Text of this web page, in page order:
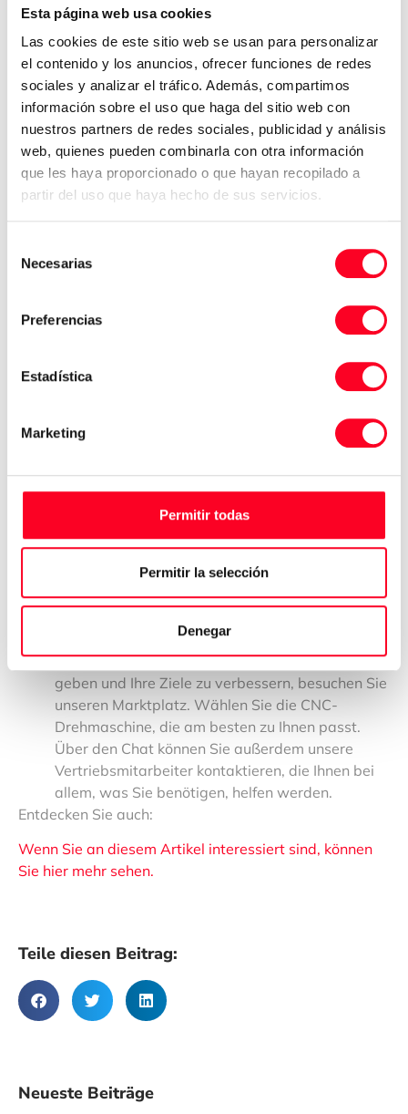
Esta página web usa cookies
Las cookies de este sitio web se usan para personalizar
el contenido y los anuncios, ofrecer funciones de redes
sociales y analizar el tráfico. Además, compartimos
información sobre el uso que haga del sitio web con
nuestros partners de redes sociales, publicidad y análisis
web, quienes pueden combinarla con otra información
que les haya proporcionado o que hayan recopilado a
partir del uso que haya hecho de sus servicios.
Necesarias
Preferencias
Estadística
Marketing
Permitir todas
Permitir la selección
Denegar
Drehgeschwindigkeit des Werkstücks.
Wofür wird eine CNC-
Drehmaschine verwendet?
Im Allgemeinen sind CNC-Drehmaschinen für die
Massenproduktion von Teilen oder große
Produktionsserien ausgelegt. Diese Maschinen
bearbeiten komplexe Teile aus verschiedenen
Schneiden und andere für die Industrie typische
Außerdem sollten Sie beachten, dass es verschiedene
für eine andere Art von Arbeit besser geeignet ist.
ausgelegt, schwere und große Werkstücke zu
bearbeiten. Noch wichtiger ist, dass vertikale
Durchmesser verwendet werden können. Zu den
Scheiben, große Lager, Luft- und Raumfahrtteile,
schwere Gussteile und viele mehr.
Horizontale CNC-Drehmaschine:Sie ist
zylindrisch geformten Teilen.Wenn Sie darüber
nachdenken, Ihrer Werkstatt ein Upgrade zu
geben und Ihre Ziele zu verbessern, besuchen Sie
unseren Marktplatz. Wählen Sie die CNC-
Drehmaschine, die am besten zu Ihnen passt.
Über den Chat können Sie außerdem unsere
Vertriebsmitarbeiter kontaktieren, die Ihnen bei
allem, was Sie benötigen, helfen werden.
Entdecken Sie auch:
Wenn Sie an diesem Artikel interessiert sind, können
Sie hier mehr sehen.
Teile diesen Beitrag:
Neueste Beiträge